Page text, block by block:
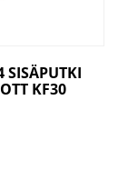
SISÄPUTKI
KF30